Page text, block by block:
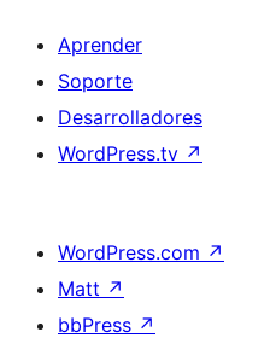
Aprender
Soporte
Desarrolladores
WordPress.tv ↗
WordPress.com ↗
Matt ↗
bbPress ↗